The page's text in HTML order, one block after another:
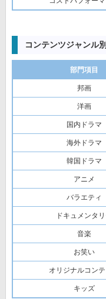
コンテンツジャンル
部門項目
邦画
洋画
国内ドラマ
海外ドラマ
韓国ドラマ
アニメ
バラエティ
ドキュメンタ
音楽
お笑い
オリジナルコン
キッズ